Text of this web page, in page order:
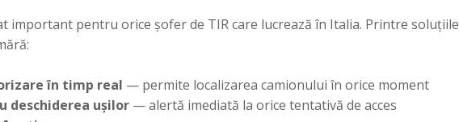
important pentru orice șofer de TIR care lucrează în Italia. Printre soluțiile
în timp real — permite localizarea camionului în orice moment
deschiderea ușilor — alertă imediată la orice tentativă de acces